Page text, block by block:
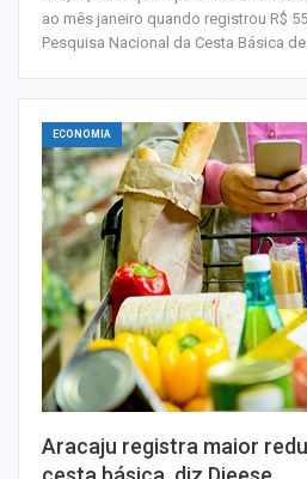
ao mês janeiro quando registrou R$
Pesquisa Nacional da Cesta Básica
ECONOMIA
Aracaju registra maior